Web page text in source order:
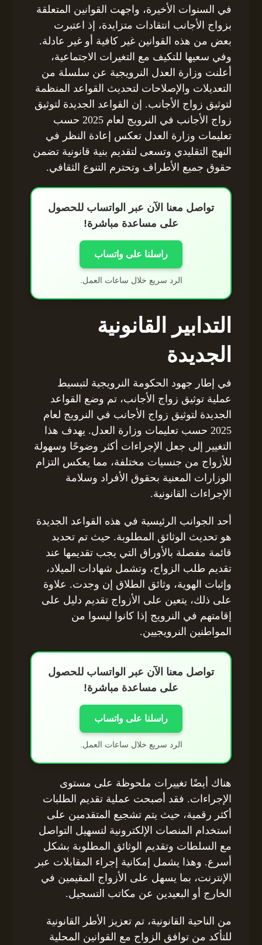
في السنوات الأخيرة، واجهت القوانين المتعلقة
بزواج الأجانب انتقادات متزايدة، إذ اعتبرت
بعض من هذه القوانين غير كافية أو غير عادلة.
وفي سعيها للتكيف مع التغيرات الاجتماعية،
أعلنت وزارة العدل النرويجية عن سلسلة من
التعديلات والإصلاحات لتحديث القواعد المنظمة
لتوثيق زواج الأجانب. إن القواعد الجديدة لتوثيق
زواج الأجانب في النرويج لعام 2025 حسب
تعليمات وزارة العدل تعكس إعادة النظر في
النهج التقليدي وتسعى لتقديم بنية قانونية تضمن
حقوق جميع الأطراف وتحترم التنوع الثقافي.
تواصل معنا الآن عبر الواتساب للحصول
على مساعدة مباشرة!
راسلنا على واتساب
الرد سريع خلال ساعات العمل.
التدابير القانونية
الجديدة
في إطار جهود الحكومة النرويجية لتبسيط
عملية توثيق زواج الأجانب، تم وضع القواعد
الجديدة لتوثيق زواج الأجانب في النرويج لعام
2025 حسب تعليمات وزارة العدل. يهدف هذا
التغيير إلى جعل الإجراءات أكثر وضوحًا وسهولة
للأزواج من جنسيات مختلفة، مما يعكس التزام
الوزارات المعنية بحقوق الأفراد وسلامة
الإجراءات القانونية.
أحد الجوانب الرئيسية في هذه القواعد الجديدة
هو تحديث الوثائق المطلوبة. حيث تم تحديد
قائمة مفصلة بالأوراق التي يجب تقديمها عند
تقديم طلب الزواج، وتشمل شهادات الميلاد،
وإثبات الهوية، وثائق الطلاق إن وجدت. علاوة
على ذلك، يتعين على الأزواج تقديم دليل على
إقامتهم في النرويج إذا كانوا ليسوا من
المواطنين النرويجيين.
تواصل معنا الآن عبر الواتساب للحصول
على مساعدة مباشرة!
راسلنا على واتساب
الرد سريع خلال ساعات العمل.
هناك أيضًا تغييرات ملحوظة على مستوى
الإجراءات. فقد أصبحت عملية تقديم الطلبات
أكثر رقمية، حيث يتم تشجيع المتقدمين على
استخدام المنصات الإلكترونية لتسهيل التواصل
مع السلطات وتقديم الوثائق المطلوبة بشكل
أسرع. وهذا يشمل إمكانية إجراء المقابلات عبر
الإنترنت، بما يسهل على الأزواج المقيمين في
الخارج أو البعيدين عن مكاتب التسجيل.
من الناحية القانونية، تم تعزيز الأطر القانونية
للتأكد من توافق الزواج مع القوانين المحلية